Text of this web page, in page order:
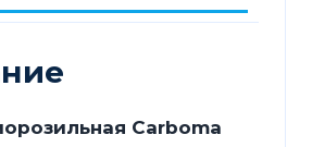
Carboma